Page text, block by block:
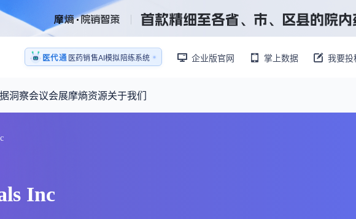
医代通 医药销售AI模拟陪练系统
1:1还原医生拜访场景
企业版官网 掌上数据 我要投
数据定制服务
过评精选
洞察
支持 整合全球研发数据与行业前沿情报，为药物研发提供全链条专业信息支撑
会议会展摩熵资源关于我们
Inc